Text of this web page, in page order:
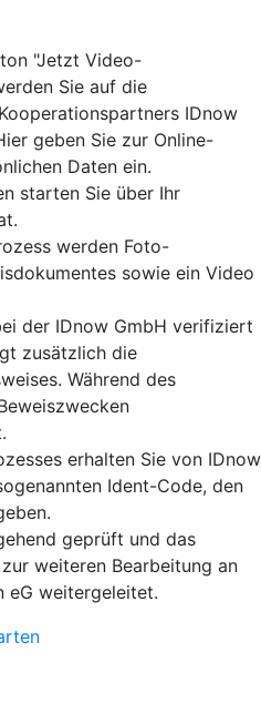
"Jetzt Video-
Sie auf die
IDnow
geben Sie zur Online-
Daten ein.
starten Sie über Ihr
werden Foto-
sowie ein Video
der IDnow GmbH verifiziert
zusätzlich die
Während des
erhalten Sie von IDnow
Ident-Code, den
geprüft und das
weiteren Bearbeitung an
eG weitergeleitet.